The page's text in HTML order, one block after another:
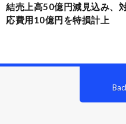
結売上高50億円減見込み、
応費用10億円を特損計上